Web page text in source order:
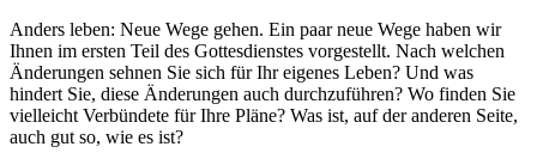
Anders leben: Neue Wege gehen. Ein paar neue Wege haben wir
Ihnen im ersten Teil des Gottesdienstes vorgestellt. Nach welchen
Änderungen sehnen Sie sich für Ihr eigenes Leben? Und was
hindert Sie, diese Änderungen auch durchzuführen? Wo finden Sie
vielleicht Verbündete für Ihre Pläne? Was ist, auf der anderen Seite,
auch gut so, wie es ist?